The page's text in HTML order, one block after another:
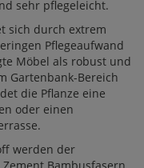
sehr pflegeleicht.
sich durch extrem
Pflegeaufwand
Möbel als robust und
Gartenbank-Bereich
die Pflanze eine
oder einen
werden der